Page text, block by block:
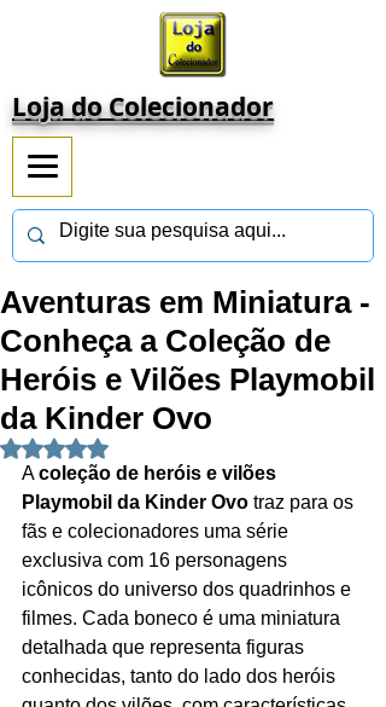
Loja do Colecionador
Aventuras em Miniatura -
Conheça a Coleção de
Heróis e Vilões Playmobil
da Kinder Ovo
Avaliado com NaN de 5 estrelas.
A coleção de heróis e vilões
Playmobil da Kinder Ovo traz para os
fãs e colecionadores uma série
exclusiva com 16 personagens
icônicos do universo dos quadrinhos e
filmes. Cada boneco é uma miniatura
detalhada que representa figuras
conhecidas, tanto do lado dos heróis